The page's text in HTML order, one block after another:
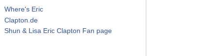
Where's Eric
Clapton.de
Shun & Lisa Eric Clapton Fan page